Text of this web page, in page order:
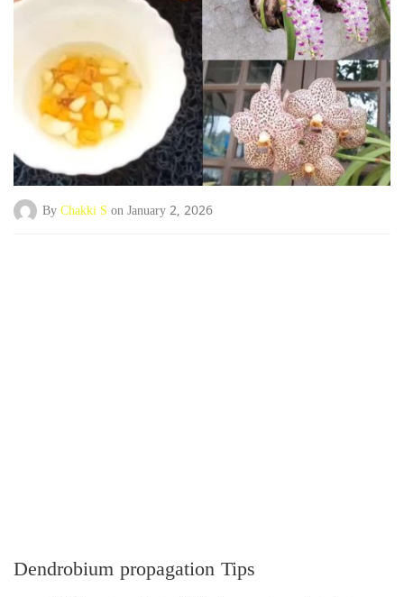
By Chakki S on January 2, 2026
Dendrobium propagation Tips